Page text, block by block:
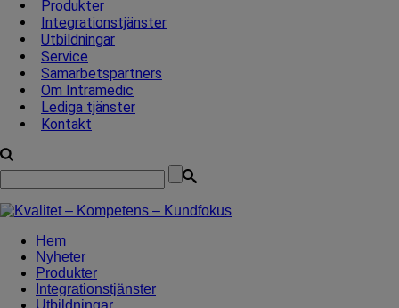
Produkter
Integrationstjänster
Utbildningar
Service
Samarbetspartners
Om Intramedic
Lediga tjänster
Kontakt
Hem
Nyheter
Produkter
Integrationstjänster
Utbildningar